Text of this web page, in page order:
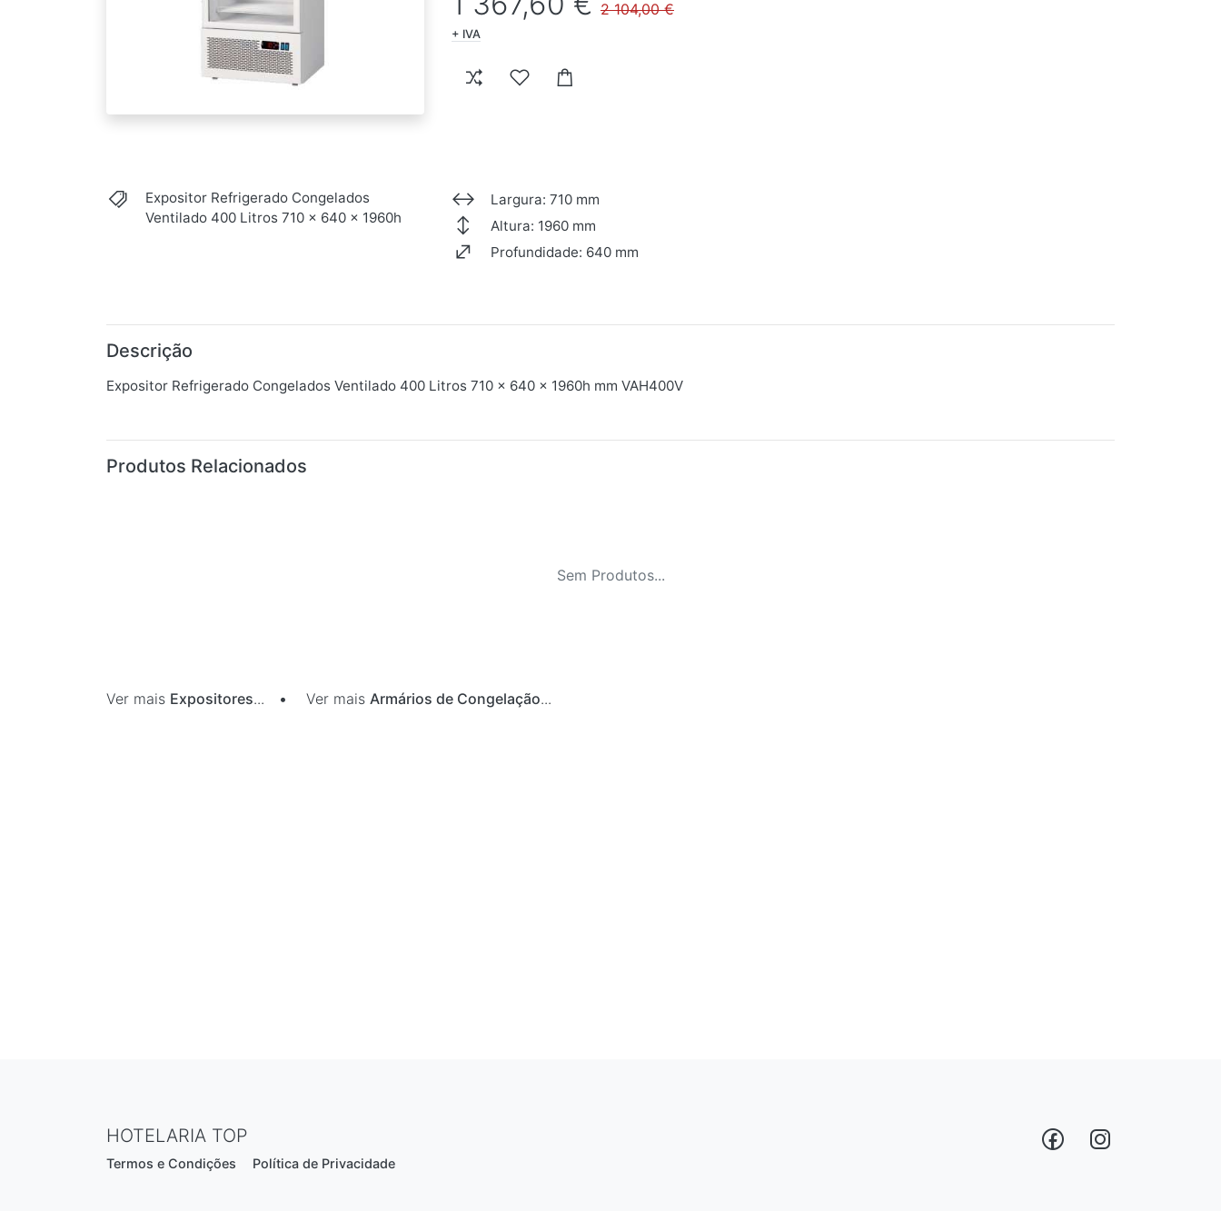
2 104,00 €
+ IVA
Expositor Refrigerado Congelados
Ventilado 400 Litros 710 x 640 x 1960h
Largura: 710 mm
Altura: 1960 mm
Profundidade: 640 mm
Descrição
Expositor Refrigerado Congelados Ventilado 400 Litros 710 x 640 x 1960h mm VAH400V
Produtos Relacionados
Sem Produtos...
Ver mais Expositores... • Ver mais Armários de Congelação...
HOTELARIA TOP
Termos e Condições Política de Privacidade